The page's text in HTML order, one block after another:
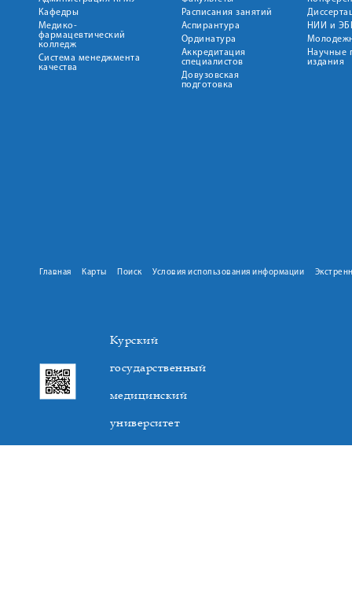
Кафедры
Медико-
фармацевтический
колледж
Система менеджмента
качества
Расписания занятий
Аспирантура
Ординатура
Аккредитация
специалистов
Довузовская
подготовка
НИИ и
Научные
издания
Главная Карты Поиск Условия использования информации
Курский
государственный
медицинский
университет